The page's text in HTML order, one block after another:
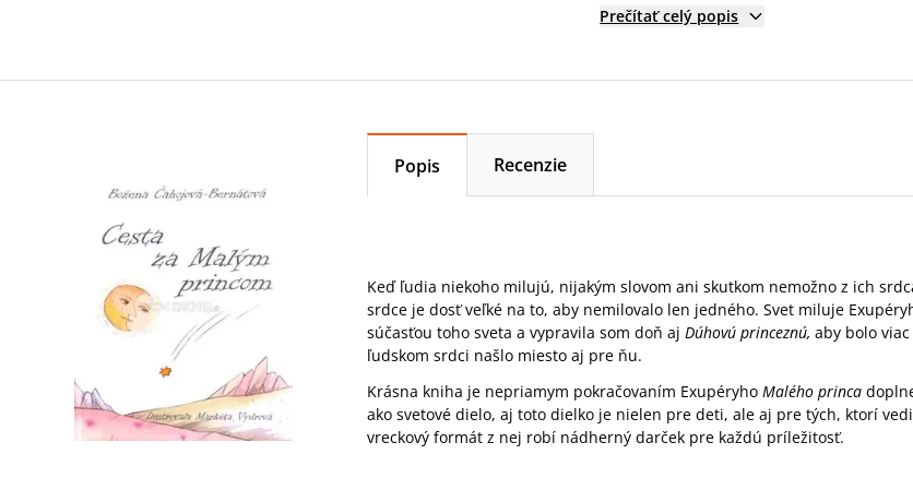
Prečítať celý popis
Popis Recenzie
Keď ľudia niekoho milujú, nijakým slovom ani skutkom nemožno z ich
srdce je dosť veľké na to, aby nemilovalo len jedného. Svet miluje
súčasťou toho sveta a vypravila som doň aj Dúhovú princeznú, aby bolo viac
ľudskom srdci našlo miesto aj pre ňu.
Krásna kniha je nepriamym pokračovaním Exupéryho Malého princa
ako svetové dielo, aj toto dielko je nielen pre deti, ale aj pre tých, ktorí
vreckový formát z nej robí nádherný darček pre každú príležitosť.